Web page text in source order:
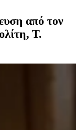
από τον
Τ.